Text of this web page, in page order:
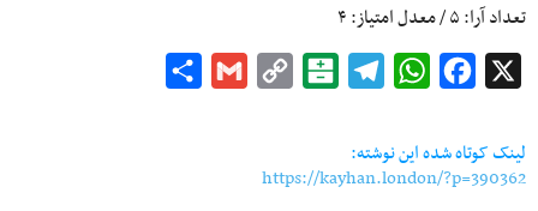
تعداد آرا:۵/ معدل امتیاز:۴
Facebook
WhatsApp
Telegram
Balatarin
Copy
Gmail
لینک کوتاه شده این نوشته:
https://kayhan.london/?p=390362